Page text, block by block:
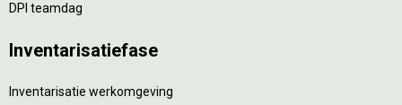
DPI teamdag
Inventarisatiefase
Inventarisatie werkomgeving